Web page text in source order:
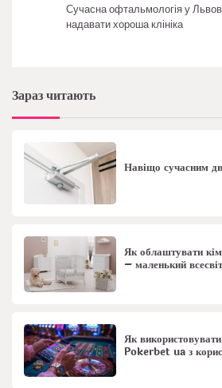
Сучасна офтальмологія у
надавати хороша клініка
Зараз читають
Навіщо сучасним
Як облаштувати
– маленький
Як
Pokerbet ua з